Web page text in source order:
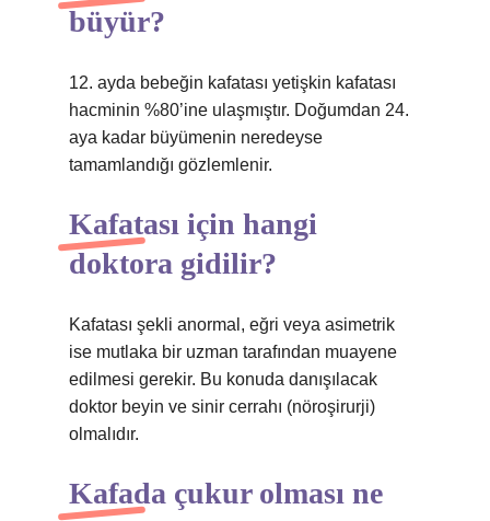
büyür?
12. ayda bebeğin kafatası yetişkin kafatası
hacminin %80’ine ulaşmıştır. Doğumdan 24.
aya kadar büyümenin neredeyse
tamamlandığı gözlemlenir.
Kafatası için hangi
doktora gidilir?
Kafatası şekli anormal, eğri veya asimetrik
ise mutlaka bir uzman tarafından muayene
edilmesi gerekir. Bu konuda danışılacak
doktor beyin ve sinir cerrahı (nöroşirurji)
olmalıdır.
Kafada çukur olması ne